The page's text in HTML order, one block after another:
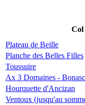
Col
Plateau de Beille
Planche des Belles Filles
Toussuire
Ax 3 Domaines -
Hourquette d'Ancizan
Ventoux (jusqu'au